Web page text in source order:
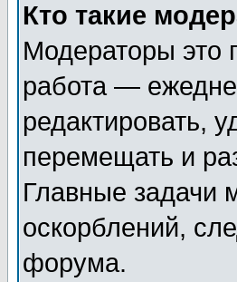
Кто такие
Модераторы это
работа —
редактировать,
перемещать и
Главные задачи
оскорблений,
форума.